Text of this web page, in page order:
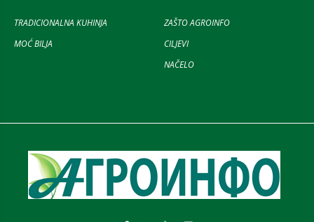
TRADICIONALNA KUHINJA
MOĆ BILJA
ZAŠTO AGROINFO
CILJEVI
NAČELO